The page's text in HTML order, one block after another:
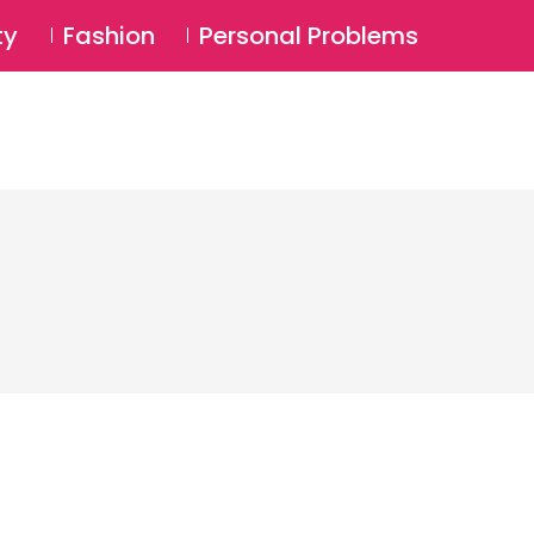
Login ⚲
Fashion Personal Problems